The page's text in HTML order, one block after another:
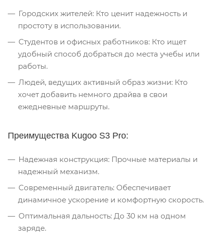
Городских жителей: Кто ценит надежность и
простоту в использовании.
Студентов и офисных работников: Кто ищет
удобный способ добраться до места учебы или
работы.
Людей, ведущих активный образ жизни: Кто
хочет добавить немного драйва в свои
ежедневные маршруты.
Преимущества Kugoo S3 Pro:
Надежная конструкция: Прочные материалы и
надежный механизм.
Современный двигатель: Обеспечивает
динамичное ускорение и комфортную скорость.
Оптимальная дальность: До 30 км на одном
заряде.